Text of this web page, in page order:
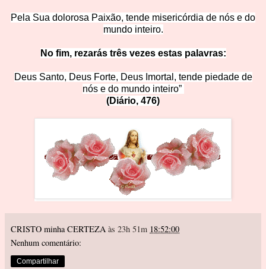
Pela Sua dolorosa Paixão, tende misericórdia de nós e do
mundo inteiro.
No fim, rezarás três vezes estas palavras:
Deus Santo, Deus Forte, Deus Imortal, tende piedade de
nós e do mundo inteiro”
(Diário, 476)
CRISTO minha CERTEZA às 23h 51m 18:52:00
Nenhum comentário:
Compartilhar